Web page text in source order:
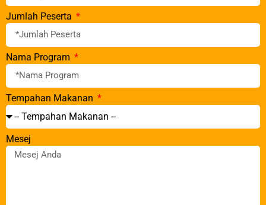
Jumlah Peserta
Nama Program
Tempahan Makanan
Mesej